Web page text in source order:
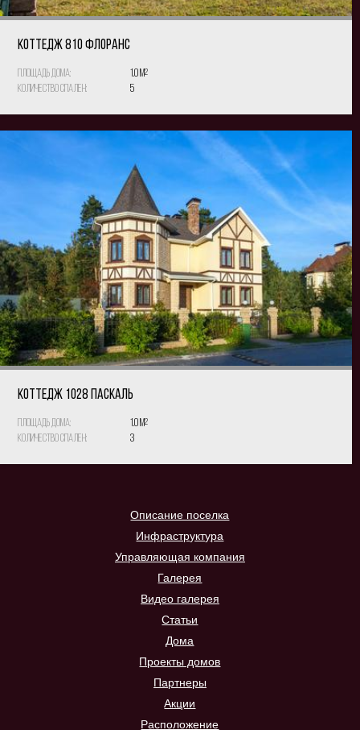
КОТТЕДЖ 810 Флоранс
Площадь дома: 1.0 м2
Количество спален: 5
КОТТЕДЖ 1028 Паскаль
Площадь дома: 1.0 м2
Количество спален: 3
Описание поселка
Инфраструктура
Управляющая компания
Галерея
Видео галерея
Статьи
Дома
Проекты домов
Партнеры
Акции
Расположение